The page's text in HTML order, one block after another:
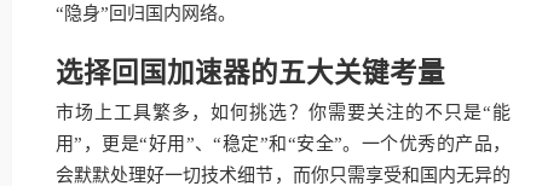
“隐身”回归国内网络。
选择回国加速器的五大关键考量
市场上工具繁多，如何挑选？你需要关注的不只是“能
用”，更是“好用”、“稳定”和“安全”。一个优秀的产品，
会默默处理好一切技术细节，而你只需享受和国内无异的